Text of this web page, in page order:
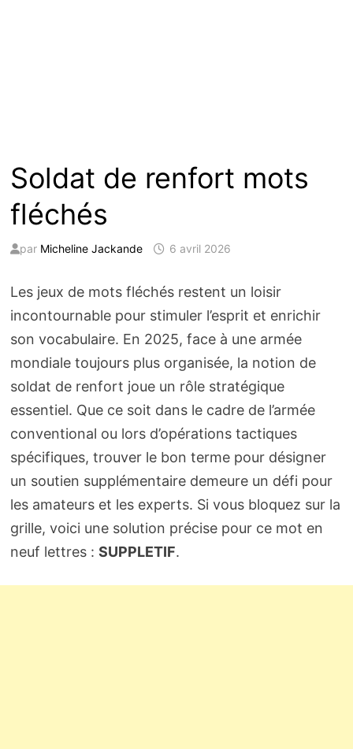
Soldat de renfort mots
fléchés
par Micheline Jackande 6 avril 2026
Les jeux de mots fléchés restent un loisir
incontournable pour stimuler l’esprit et enrichir
son vocabulaire. En 2025, face à une armée
mondiale toujours plus organisée, la notion de
soldat de renfort joue un rôle stratégique
essentiel. Que ce soit dans le cadre de l’armée
conventional ou lors d’opérations tactiques
spécifiques, trouver le bon terme pour désigner
un soutien supplémentaire demeure un défi pour
les amateurs et les experts. Si vous bloquez sur la
grille, voici une solution précise pour ce mot en
neuf lettres : SUPPLETIF.